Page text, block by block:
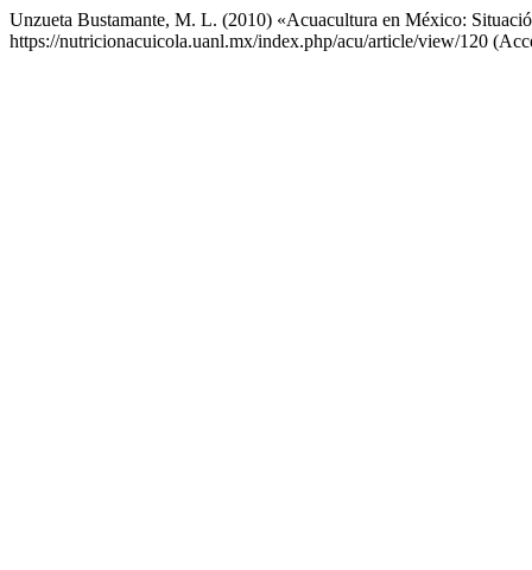
Unzueta Bustamante, M. L. (2010) «Acuacultura en México:
https://nutricionacuicola.uanl.mx/index.php/acu/article/view/120